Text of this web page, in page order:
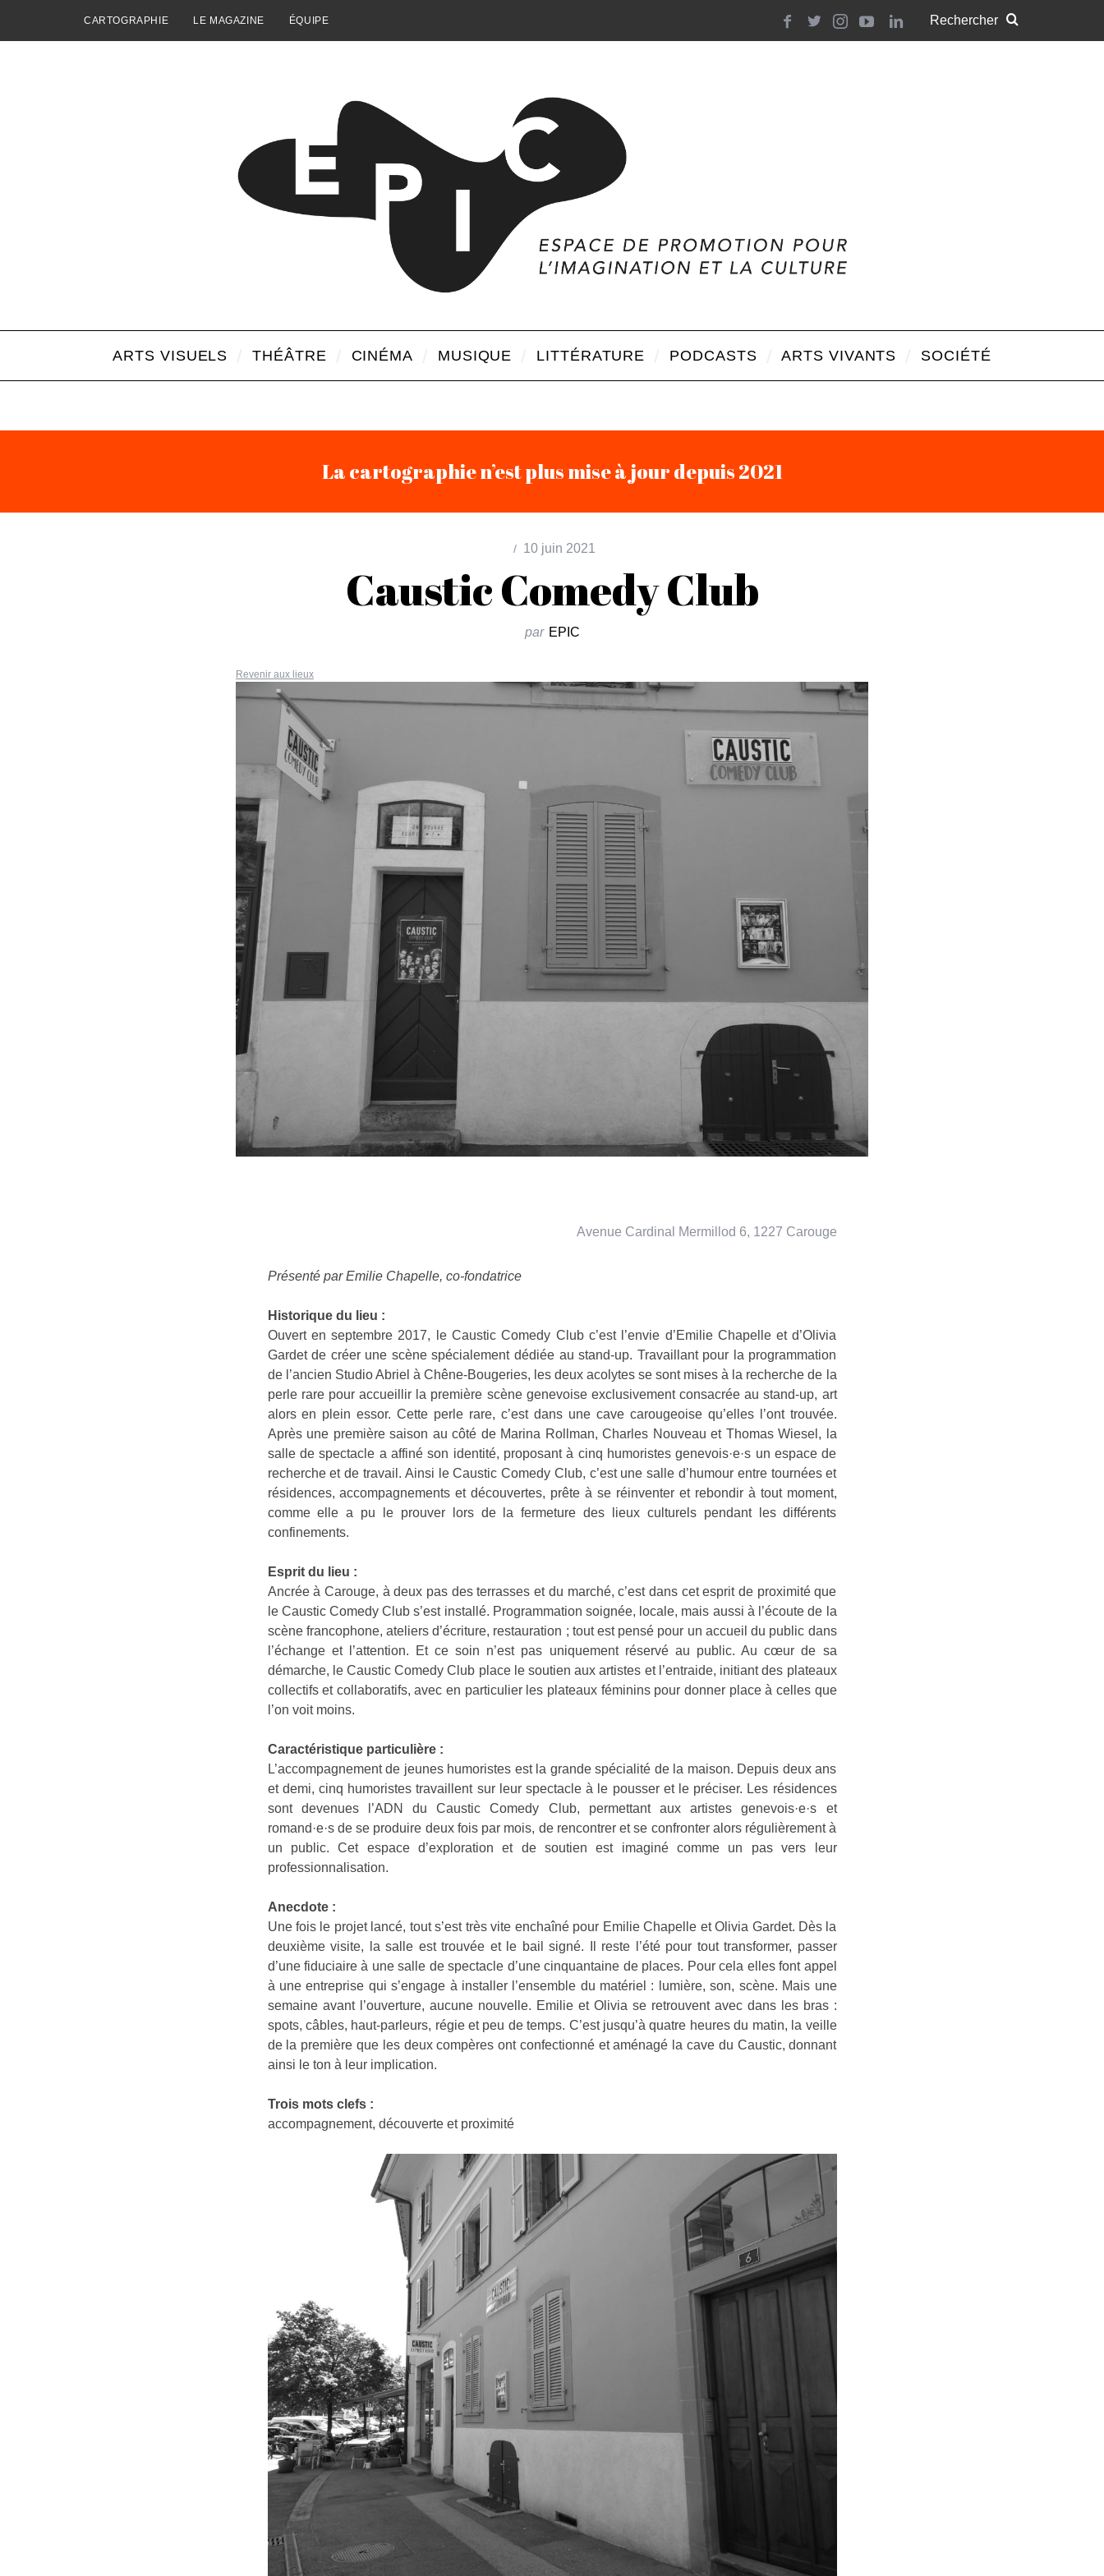
CARTOGRAPHIE LE MAGAZINE ÉQUIPE
ARTS VISUELS THÉÂTRE CINÉMA MUSIQUE LITTÉRATURE PODCASTS ARTS VIVANTS SOCIÉTÉ
La cartographie n’est plus mise à jour depuis 2021
10 juin 2021
Caustic Comedy Club
par EPIC
Revenir aux lieux
Avenue Cardinal Mermillod 6, 1227 Carouge
Présenté par Emilie Chapelle, co-fondatrice
Historique du lieu :
Ouvert en septembre 2017, le Caustic Comedy Club c’est l’envie d’Emilie Chapelle et d’Olivia
Gardet de créer une scène spécialement dédiée au stand-up. Travaillant pour la programmation
de l’ancien Studio Abriel à Chêne-Bougeries, les deux acolytes se sont mises à la recherche de la
perle rare pour accueillir la première scène genevoise exclusivement consacrée au stand-up, art
alors en plein essor. Cette perle rare, c’est dans une cave carougeoise qu’elles l’ont trouvée.
Après une première saison au côté de Marina Rollman, Charles Nouveau et Thomas Wiesel, la
salle de spectacle a affiné son identité, proposant à cinq humoristes genevois·e·s un espace de
recherche et de travail. Ainsi le Caustic Comedy Club, c’est une salle d’humour entre tournées et
résidences, accompagnements et découvertes, prête à se réinventer et rebondir à tout moment,
comme elle a pu le prouver lors de la fermeture des lieux culturels pendant les différents
confinements.
Esprit du lieu :
Ancrée à Carouge, à deux pas des terrasses et du marché, c’est dans cet esprit de proximité que
le Caustic Comedy Club s’est installé. Programmation soignée, locale, mais aussi à l’écoute de la
scène francophone, ateliers d’écriture, restauration ; tout est pensé pour un accueil du public dans
l’échange et l’attention. Et ce soin n’est pas uniquement réservé au public. Au cœur de sa
démarche, le Caustic Comedy Club place le soutien aux artistes et l’entraide, initiant des plateaux
collectifs et collaboratifs, avec en particulier les plateaux féminins pour donner place à celles que
l’on voit moins.
Caractéristique particulière :
L’accompagnement de jeunes humoristes est la grande spécialité de la maison. Depuis deux ans
et demi, cinq humoristes travaillent sur leur spectacle à le pousser et le préciser. Les résidences
sont devenues l’ADN du Caustic Comedy Club, permettant aux artistes genevois·e·s et
romand·e·s de se produire deux fois par mois, de rencontrer et se confronter alors régulièrement à
un public. Cet espace d’exploration et de soutien est imaginé comme un pas vers leur
professionnalisation.
Anecdote :
Une fois le projet lancé, tout s’est très vite enchaîné pour Emilie Chapelle et Olivia Gardet. Dès la
deuxième visite, la salle est trouvée et le bail signé. Il reste l’été pour tout transformer, passer
d’une fiduciaire à une salle de spectacle d’une cinquantaine de places. Pour cela elles font appel
à une entreprise qui s’engage à installer l’ensemble du matériel : lumière, son, scène. Mais une
semaine avant l’ouverture, aucune nouvelle. Emilie et Olivia se retrouvent avec dans les bras :
spots, câbles, haut-parleurs, régie et peu de temps. C’est jusqu’à quatre heures du matin, la veille
de la première que les deux compères ont confectionné et aménagé la cave du Caustic, donnant
ainsi le ton à leur implication.
Trois mots clefs :
accompagnement, découverte et proximité